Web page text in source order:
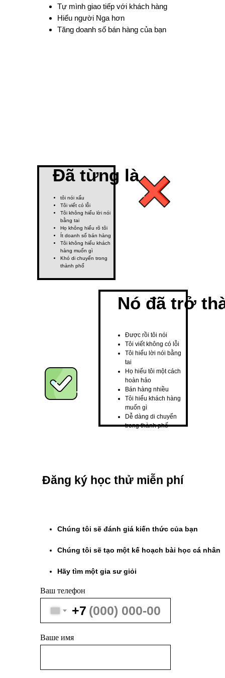
Tự mình giao tiếp với khách hàng
Hiểu người Nga hơn
Tăng doanh số bán hàng của bạn
Đã từng là
Nó đã trở
tôi nói xấu
Tôi viết có lỗi
Tôi không hiểu lời nói
bằng tai
Họ không hiểu rõ tôi
Ít doanh số bán hàng
Tôi không hiểu khách
hàng muốn gì
Khó di chuyển trong
thành phố
Được rồi tôi nói
Tôi viết không có lỗi
Tôi hiểu lời nói bằng
tai
Họ hiểu tôi một cách
hoàn hảo
Bán hàng nhiều
Tôi hiểu khách hàng
muốn gì
Dễ dàng di chuyển
trong thành phố
Đăng ký học thử miễn phí
Ваш телефон
+7
Ваше имя
Chúng tôi sẽ đánh giá kiến ​​thức của bạn
Chúng tôi sẽ tạo một kế hoạch bài học cá nhân
Hãy tìm một gia sư giỏi